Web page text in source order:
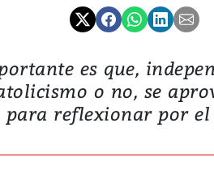
es que,
o no, se
para reflexionar por el